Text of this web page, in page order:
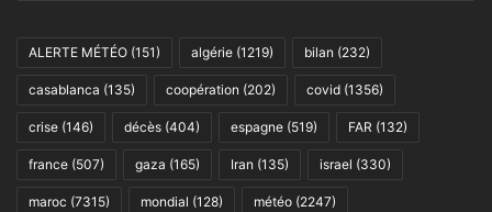
ALERTE MÉTÉO (151) algérie (1219) bilan (232)
casablanca (135) coopération (202) covid (1356)
crise (146) décès (404) espagne (519) FAR (132)
france (507) gaza (165) Iran (135) israel (330)
maroc (7315) mondial (128) météo (2247)